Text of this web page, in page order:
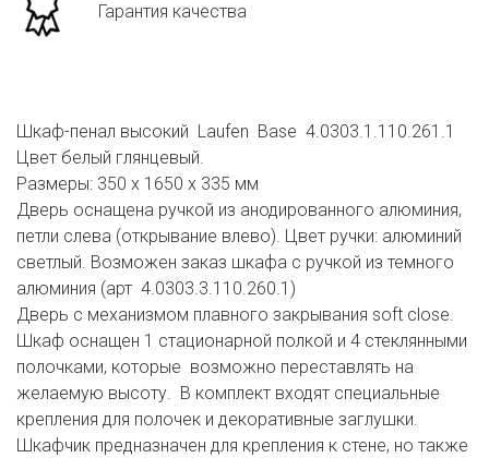
Гарантия качества
Шкаф-пенал высокий Laufen Base 4.0303.1.110.261.1
Цвет белый глянцевый.
Размеры: 350 x 1650 x 335 мм
Дверь оснащена ручкой из анодированного алюминия,
петли слева (открывание влево). Цвет ручки: алюминий
светлый. Возможен заказ шкафа с ручкой из темного
алюминия (арт 4.0303.3.110.260.1)
Дверь с механизмом плавного закрывания soft close.
Шкаф оснащен 1 стационарной полкой и 4 стеклянными
полочками, которые возможно переставлять на
желаемую высоту. В комплект входят специальные
крепления для полочек и декоративные заглушки.
Шкафчик предназначен для крепления к стене, но также